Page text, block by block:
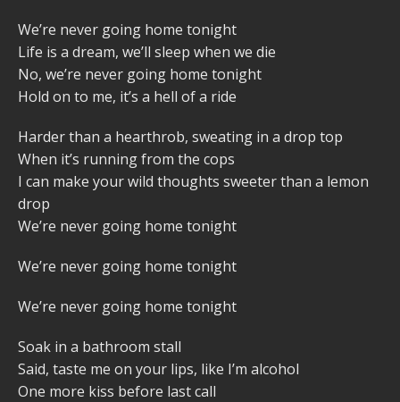
We’re never going home tonight
Life is a dream, we’ll sleep when we die
No, we’re never going home tonight
Hold on to me, it’s a hell of a ride
Harder than a hearthrob, sweating in a drop top
When it’s running from the cops
I can make your wild thoughts sweeter than a lemon
drop
We’re never going home tonight
We’re never going home tonight
We’re never going home tonight
Soak in a bathroom stall
Said, taste me on your lips, like I’m alcohol
One more kiss before last call